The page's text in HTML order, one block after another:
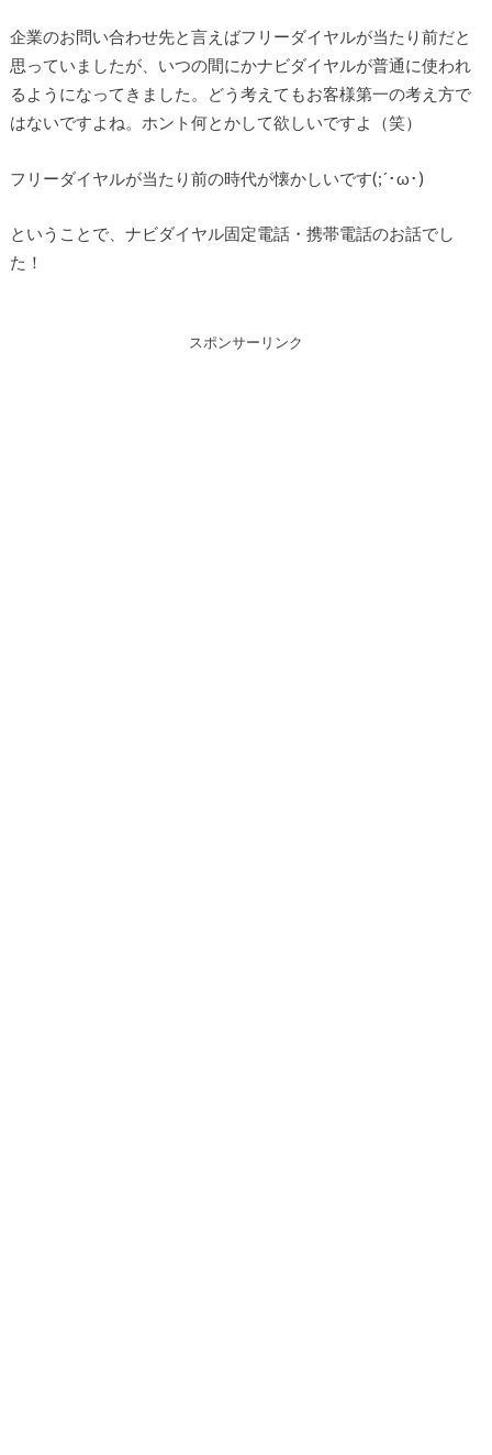
企業のお問い合わせ先と言えばフリーダイヤルが当たり前だと
思っていましたが、いつの間にかナビダイヤルが普通に使われ
るようになってきました。どう考えてもお客様第一の考え方で
はないですよね。ホント何とかして欲しいですよ（笑）
フリーダイヤルが当たり前の時代が懐かしいです(;´･ω･)
ということで、ナビダイヤル固定電話・携帯電話のお話でし
た！
スポンサーリンク